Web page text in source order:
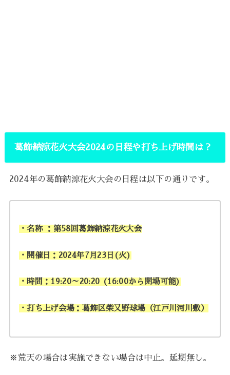
葛飾納涼花火大会2024の日程や打ち上げ時間は？
2024年の葛飾納涼花火大会の日程は以下の通りです。
・名称 ：第58回葛飾納涼花火大会
・開催日：2024年7月23日(火)
・時間：19:20～20:20 (16:00から開場可能)
・打ち上げ会場：葛飾区柴又野球場（江戸川河川敷）
※荒天の場合は実施できない場合は中止。延期無し。